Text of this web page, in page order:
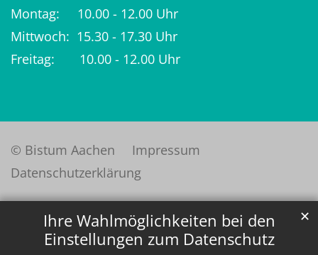
Ihre Wahlmöglichkeiten bei den
Einstellungen zum Datenschutz
✕
Montag: 10.00 - 12.00 Uhr
Mittwoch: 15.30 - 17.30 Uhr
Freitag: 10.00 - 12.00 Uhr
© Bistum Aachen
Impressum
Datenschutzerklärung